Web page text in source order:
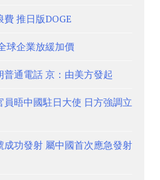
推日版DOGE
球企業放緩加價
普通電話 京：由美方發起
員晤中國駐日大使 日方強調立
成功發射 屬中國首次應急發射